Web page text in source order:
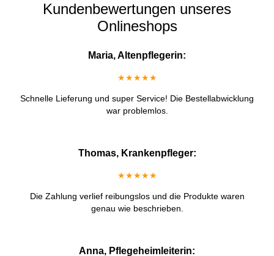
Kundenbewertungen unseres
Onlineshops
Maria, Altenpflegerin:
★★★★★
Schnelle Lieferung und super Service! Die Bestellabwicklung
war problemlos.
Thomas, Krankenpfleger:
★★★★★
Die Zahlung verlief reibungslos und die Produkte waren
genau wie beschrieben.
Anna, Pflegeheimleiterin: